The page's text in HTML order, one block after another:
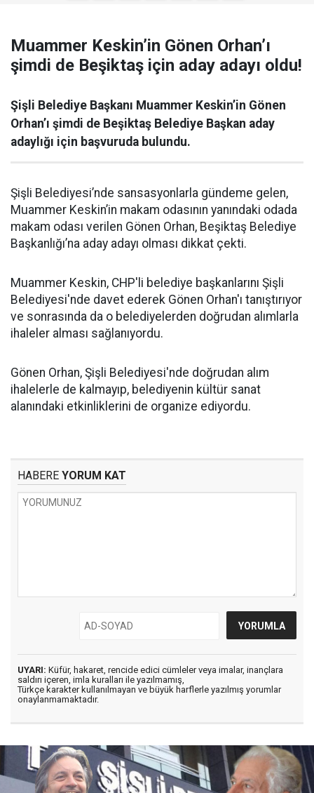
Muammer Keskin’in Gönen Orhan’ı
şimdi de Beşiktaş için aday adayı oldu!
Şişli Belediye Başkanı Muammer Keskin’in Gönen
Orhan’ı şimdi de Beşiktaş Belediye Başkan aday
adaylığı için başvuruda bulundu.
Şişli Belediyesi’nde sansasyonlarla gündeme gelen,
Muammer Keskin’in makam odasının yanındaki odada
makam odası verilen Gönen Orhan, Beşiktaş Belediye
Başkanlığı’na aday adayı olması dikkat çekti.
Muammer Keskin, CHP'li belediye başkanlarını Şişli
Belediyesi'nde davet ederek Gönen Orhan'ı tanıştırıyor
ve sonrasında da o belediyelerden doğrudan alımlarla
ihaleler alması sağlanıyordu.
Gönen Orhan, Şişli Belediyesi'nde doğrudan alım
ihalelerle de kalmayıp, belediyenin kültür sanat
alanındaki etkinliklerini de organize ediyordu.
HABERE YORUM KAT
UYARI: Küfür, hakaret, rencide edici cümleler veya imalar, inançlara
saldırı içeren, imla kuralları ile yazılmamış,
Türkçe karakter kullanılmayan ve büyük harflerle yazılmış yorumlar
onaylanmamaktadır.